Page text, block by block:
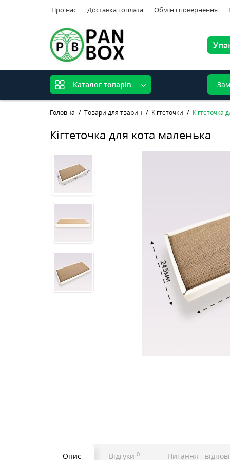
Про нас Доставка і оплата Обмін і повернення
Каталог товарів
Головна Товари для тварин Кігтеточки Кігтеточка
Кігтеточка для кота маленька
Опис Відгуки 0 Питання -